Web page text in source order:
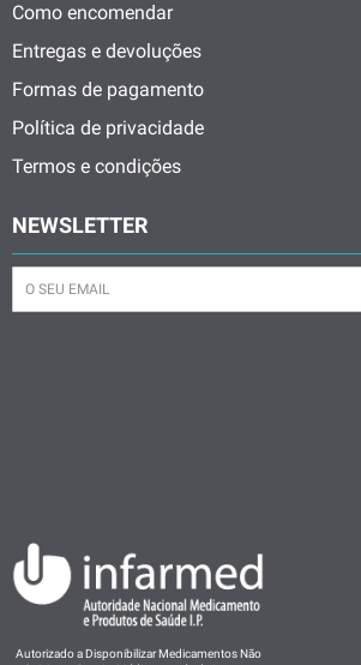
Como encomendar
Entregas e devoluções
Formas de pagamento
Política de privacidade
Termos e condições
NEWSLETTER
Autorizado a Disponibilizar Medicamentos Não